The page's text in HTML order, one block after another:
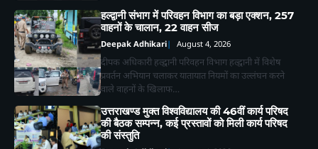
हल्द्वानी संभाग में परिवहन विभाग का बड़ा एक्शन, 257
वाहनों के चालान, 22 वाहन सीज
Deepak Adhikari August 4, 2026
दीपक अधिकारी हल्द्वानी परिवहन विभाग हल्द्वानी में विशेष
प्रवर्तन अभियान चलाकर यातायात नियमों का उल्लंघन करने
वाले वाहनों के खिलाफ…
उत्तराखण्ड मुक्त विश्वविद्यालय की 46वीं कार्य परिषद
की बैठक सम्पन्न, कई प्रस्तावों को मिली कार्य परिषद
की संस्तुति
2
भाजपा कार्यकर्ताओं ने *‘एक पेड़ मां के नाम’*
अभियान के तहत किया पौधारोपण तथा पर्यावरण